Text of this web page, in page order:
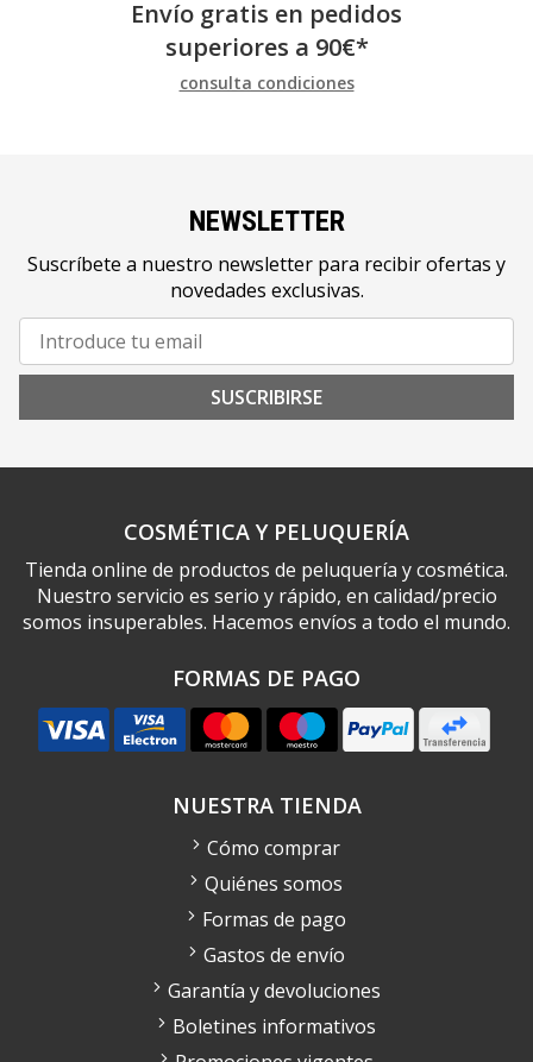
Envío gratis en pedidos
superiores a 90€*
consulta condiciones
NEWSLETTER
Suscríbete a nuestro newsletter para recibir ofertas y
novedades exclusivas.
SUSCRIBIRSE
COSMÉTICA Y PELUQUERÍA
Tienda online de productos de peluquería y cosmética.
Nuestro servicio es serio y rápido, en calidad/precio
somos insuperables. Hacemos envíos a todo el mundo.
FORMAS DE PAGO
NUESTRA TIENDA
Cómo comprar
Quiénes somos
Formas de pago
Gastos de envío
Garantía y devoluciones
Boletines informativos